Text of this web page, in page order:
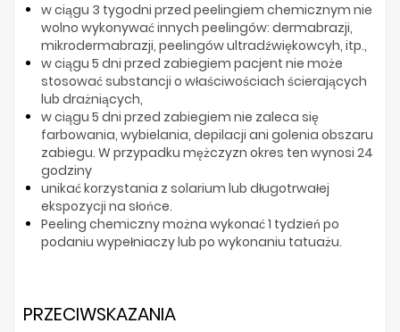
w ciągu 3 tygodni przed peelingiem chemicznym nie
wolno wykonywać innych peelingów: dermabrazji,
mikrodermabrazji, peelingów ultradźwiękowcyh, itp.,
w ciągu 5 dni przed zabiegiem pacjent nie może
stosować substancji o właściwościach ścierających
lub drażniących,
w ciągu 5 dni przed zabiegiem nie zaleca się
farbowania, wybielania, depilacji ani golenia obszaru
zabiegu. W przypadku mężczyzn okres ten wynosi 24
godziny
unikać korzystania z solarium lub długotrwałej
ekspozycji na słońce.
Peeling chemiczny można wykonać 1 tydzień po
podaniu wypełniaczy lub po wykonaniu tatuażu.
PRZECIWSKAZANIA